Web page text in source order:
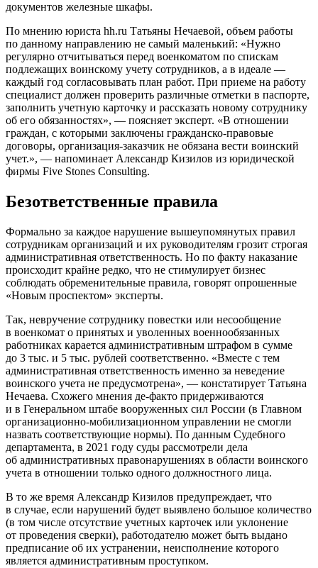
документов железные шкафы.
По мнению юриста hh.ru Татьяны Нечаевой, объем работы
по данному направлению не самый маленький: «Нужно
регулярно отчитываться перед военкоматом по спискам
подлежащих воинскому учету сотрудников, а в идеале —
каждый год согласовывать план работ. При приеме на работу
специалист должен проверить различные отметки в паспорте,
заполнить учетную карточку и рассказать новому сотруднику
об его обязанностях», — поясняет эксперт. «В отношении
граждан, с которыми заключены гражданско-правовые
договоры, организация-заказчик не обязана вести воинский
учет.», — напоминает Александр Кизилов из юридической
фирмы Five Stones Consulting.
Безответственные правила
Формально за каждое нарушение вышеупомянутых правил
сотрудникам организаций и их руководителям грозит строгая
административная ответственность. Но по факту наказание
происходит крайне редко, что не стимулирует бизнес
соблюдать обременительные правила, говорят опрошенные
«Новым проспектом» эксперты.
Так, невручение сотруднику повестки или несообщение
в военкомат о принятых и уволенных военнообязанных
работниках карается административным штрафом в сумме
до 3 тыс. и 5 тыс. рублей соответственно. «Вместе с тем
административная ответственность именно за неведение
воинского учета не предусмотрена», — констатирует Татьяна
Нечаева. Схожего мнения де-факто придерживаются
и в Генеральном штабе вооруженных сил России (в Главном
организационно-мобилизационном управлении не смогли
назвать соответствующие нормы). По данным Судебного
департамента, в 2021 году суды рассмотрели дела
об административных правонарушениях в области воинского
учета в отношении только одного должностного лица.
В то же время Александр Кизилов предупреждает, что
в случае, если нарушений будет выявлено большое количество
(в том числе отсутствие учетных карточек или уклонение
от проведения сверки), работодателю может быть выдано
предписание об их устранении, неисполнение которого
является административным проступком.